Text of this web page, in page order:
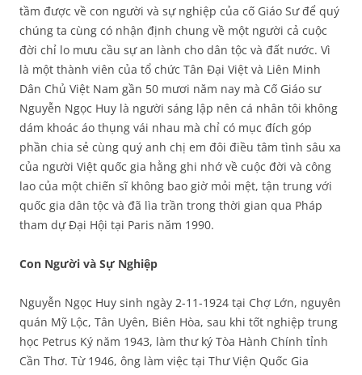
tầm được về con người và sự nghiệp của cố Giáo Sư để quý
chúng ta cùng có nhận định chung về một người cả cuộc
đời chỉ lo mưu cầu sự an lành cho dân tộc và đất nước. Vì
là một thành viên của tổ chức Tân Đại Việt và Liên Minh
Dân Chủ Việt Nam gần 50 mươi năm nay mà Cố Giáo sư
Nguyễn Ngọc Huy là người sáng lập nên cá nhân tôi không
dám khoác áo thụng vái nhau mà chỉ có mục đích góp
phần chia sẻ cùng quý anh chị em đôi điều tâm tình sâu xa
của người Việt quốc gia hằng ghi nhớ về cuộc đời và công
lao của một chiến sĩ không bao giờ mỏi mệt, tận trung với
quốc gia dân tộc và đã lìa trần trong thời gian qua Pháp
tham dự Đại Hội tại Paris năm 1990.
Con Người và Sự Nghiệp
Nguyễn Ngọc Huy sinh ngày 2-11-1924 tại Chợ Lớn, nguyên
quán Mỹ Lộc, Tân Uyên, Biên Hòa, sau khi tốt nghiệp trung
học Petrus Ký năm 1943, làm thư ký Tòa Hành Chính tỉnh
Cần Thơ. Từ 1946, ông làm việc tại Thư Viện Quốc Gia